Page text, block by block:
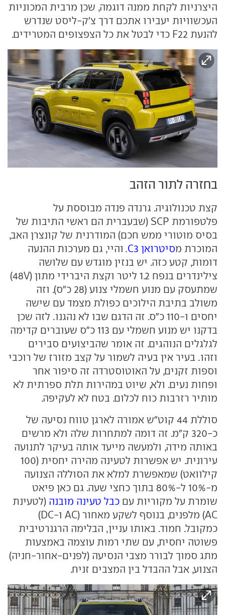
היצרניות לקחת ממנה דוגמה, שכן מרבית המכוניות
העכשוויות יעבירו אתכם דרך צ'ק-ליסט שנדרש
להנעת F22 כדי לבטל את כל הצפצופים המטרידים.
בחזרה לתור הזהב
קצת טכנולוגיה. גרנדה פנדה מבוססת על
פלטפורמת SCP (שבעברית הם ראשי התיבות של
בסיס מוטורי ממש חכם) המודרנית של קונצרן האב,
המוכרת מסיטרואן C3
. והיי, גם מערכות ההנעה
דומות, קטע כזה. יש בנזין מוגדש עם שלושה
צילינדרים בנפח 1.2 ליטר וקצת היברידי מתון (48V)
שמתעסק עם מנוע חשמלי צנוע (28 כ"ס). וזה
משולב בתיבת הילוכים כפולת מצמד עם שישה
יחסים ו-110 כ"ס. זה הדגם שבו לא נהגנו. לזה שכן
בדקנו יש מנוע חשמלי עם 113 כ"ס שעוברים קדימה
לגלגלים הנוהגים. זה אומר שהביצועים סבירים
וזהו. בעיר אין בעיה לשמור על קצב מזורז של רוכבי
וספות זקנים, על האוטוסטרדה זה סיפור אחר
ופחות נעים. ולא, שיוט במהירות תלת ספרתית לא
מותיר רזרבות כוח לכלום. בטח לא לעקיפה.
סוללת 44 קוט"ש אמורה לארגן טווח נסיעה של
כ-320 ק"מ. זה דומה למתחרות שלה ולא מרשים
באותה מידה, ולמעשה מייעד אותה בעיקר לתנועה
עירונית. יש אפשרות לטעינה מהירה יחסית (100
קילוואט) שמאפשרת למלא את הסוללה הצנועה
מ-10% ל-80% בתוך כחצי שעה. גם כאן פיאט
שומרת על מקוריות עם כבל טעינה מובנה (לטעינת
AC) מלפנים, בנוסף לשקע מאחור (AC ו-DC)
כמקובל. חמוד. באותו עניין, הבלימה הרגנרטיבית
פשוטה יחסית, עם שתי רמות עוצמה באמצעות
מתג סמוך לבורר מצבי הנסיעה (לפנים-אחור-חניה)
הצנוע, אבל ההבדל בין המצבים זניח.